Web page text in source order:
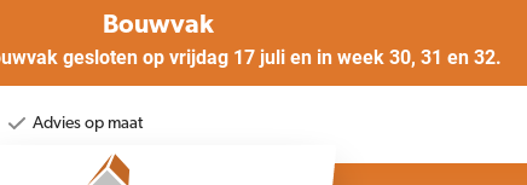
Bouwvak
gesloten op vrijdag 17 juli en in week 30, 31 en 32.
Advies op maat